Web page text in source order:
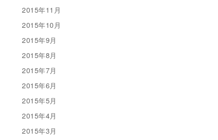
2015年11月
2015年10月
2015年9月
2015年8月
2015年7月
2015年6月
2015年5月
2015年4月
2015年3月